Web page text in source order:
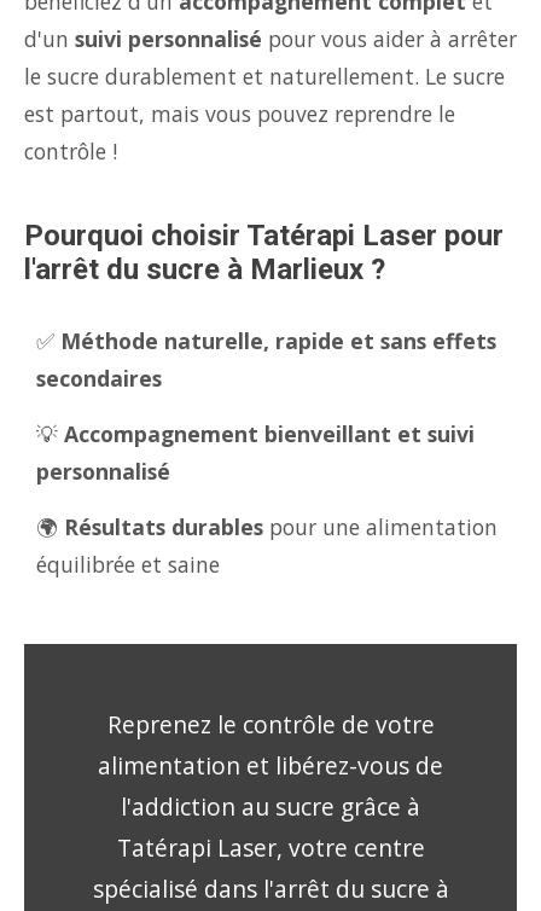
d'un suivi personnalisé pour vous aider à arrêter
le sucre durablement et naturellement. Le sucre
est partout, mais vous pouvez reprendre le
contrôle !
Pourquoi choisir Tatérapi Laser pour
l'arrêt du sucre à Marlieux ?
✅ Méthode naturelle, rapide et sans effets
secondaires
💡 Accompagnement bienveillant et suivi
personnalisé
🌍 Résultats durables pour une alimentation
équilibrée et saine
Reprenez le contrôle de votre
alimentation et libérez-vous de
l'addiction au sucre grâce à
Tatérapi Laser, votre centre
spécialisé dans l'arrêt du sucre à